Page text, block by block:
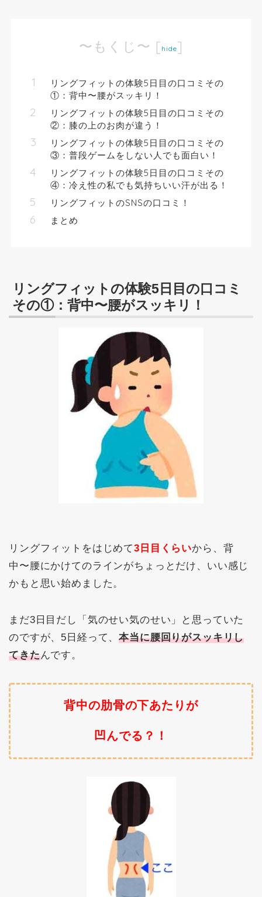
〜もくじ〜 [ hide]
リングフィットの体験5日目の口コミその
①：背中〜腰がスッキリ！
リングフィットの体験5日目の口コミその
②：膝の上のお肉が違う！
リングフィットの体験5日目の口コミその
③：普段ゲームをしない人でも面白い！
リングフィットの体験5日目の口コミその
④：冷え性の私でも気持ちいい汗が出る！
リングフィットのSNSの口コミ！
まとめ
リングフィットの体験5日目の口コミ
その①：背中〜腰がスッキリ！
リングフィットをはじめて3日目くらいから、背
中〜腰にかけてのラインがちょっとだけ、いい感じ
かもと思い始めました。
まだ3日目だし「気のせい気のせい」と思っていた
のですが、5日経って、本当に腰回りがスッキリし
てきたんです。
背中の肋骨の下あたりが
凹んでる？！